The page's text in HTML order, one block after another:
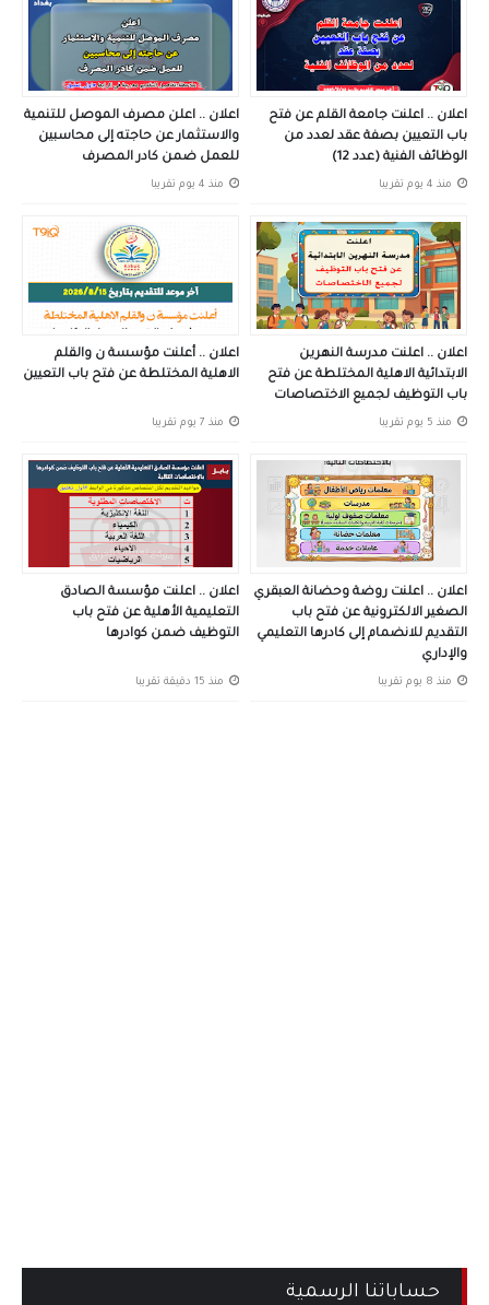
اعلان .. اعلنت جامعة القلم عن فتح
باب التعيين بصفة عقد لعدد من
الوظائف الفنية (عدد 12)
منذ 4 يوم تقريبا
اعلان .. اعلن مصرف الموصل للتنمية
والاستثمار عن حاجته إلى محاسبين
للعمل ضمن كادر المصرف
منذ 4 يوم تقريبا
اعلان .. اعلنت مدرسة النهرين
الابتدائية الاهلية المختلطة عن فتح
باب التوظيف لجميع الاختصاصات
منذ 5 يوم تقريبا
اعلان .. أعلنت مؤسسة ن والقلم
الاهلية المختلطة عن فتح باب التعيين
منذ 7 يوم تقريبا
اعلان .. اعلنت روضة وحضانة العبقري
الصغير الالكترونية عن فتح باب
التقديم للانضمام إلى كادرها التعليمي
والإداري
منذ 8 يوم تقريبا
اعلان .. اعلنت مؤسسة الصادق
التعليمية الأهلية عن فتح باب
التوظيف ضمن كوادرها
منذ 15 دقيقة تقريبا
حساباتنا الرسمية